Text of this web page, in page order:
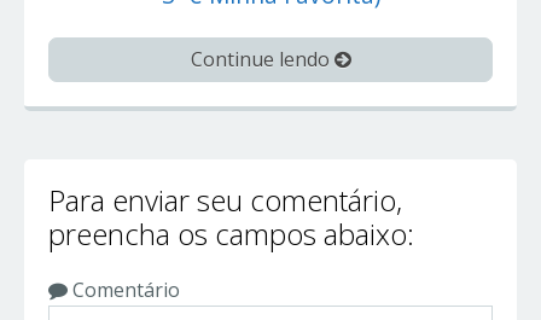
Continue lendo
Para enviar seu comentário,
preencha os campos abaixo:
Comentário